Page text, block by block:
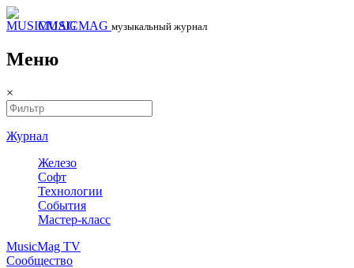
MUSICMAG музыкальный журнал
Меню
×
Журнал
Железо
Софт
Технологии
События
Мастер-класс
MusicMag TV
Сообщество